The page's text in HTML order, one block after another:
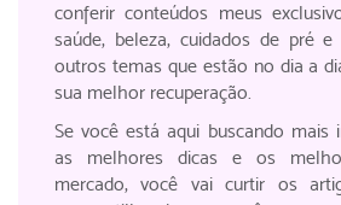
conferir conteúdos meus
saúde, beleza, cuidados de pré
outros temas que estão no dia a
sua melhor recuperação.
Se você está aqui buscando mais
as melhores dicas e os
mercado, você vai curtir os